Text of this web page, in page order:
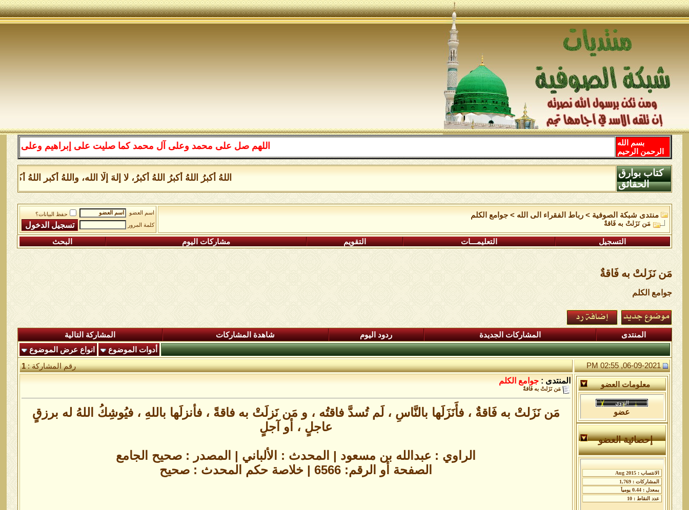
اللهم صل على محمد وعلى آل محمد كما صليت على إبراهيم وعلى آل
بسم الله
الرحمن الرحيم
اللهُ أكبرُ اللهُ أكبرُ اللهُ أكبرُ، لا إلهَ إلَّا الله، واللهُ أكبر اللهُ
كتاب بوارق
الحقائق
منتدى شبكة الصوفية >رباط الفقراء الى الله >جوامع الكلم
مَن نَزَلتْ به فَاقةٌ
اسم العضو
حفظ البيانات؟
كلمة المرور
التسجيل التعليمـــات التقويم مشاركات اليوم البحث
مَن نَزَلتْ به فَاقةٌ
جوامع الكلم
المنتدى المشاركات الجديدة ردود اليوم شاهدة المشاركات
المشاركة التالية
أدوات الموضوع
انواع عرض الموضوع
06-09-2021, 02:55 PM
رقم المشاركة :1
معلومات العضو
عضو
إحصائية العضو
المنتدى : جوامع الكلم
مَن نَزَلتْ به فَاقةٌ
مَن نَزَلتْ به فَاقةٌ ، فأَنَزَلَها بالنَّاسِ ، لَم تُسدَّ فاقتُه ، و مَن نَزلَتْ به فاقةً ، فأنزلَها باللهِ ، فيُوشِكُ اللهُ له برزقٍ
عاجلٍ ، أو آجلٍ
الراوي : عبدالله بن مسعود | المحدث : الألباني | المصدر : صحيح الجامع
الصفحة أو الرقم: 6566 | خلاصة حكم المحدث : صحيح